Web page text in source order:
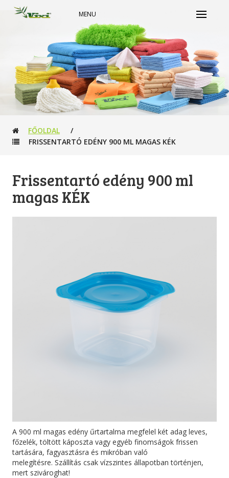
MENU
FŐOLDAL
/
FRISSENTARTÓ EDÉNY 900 ML MAGAS KÉK
Frissentartó edény 900 ml
magas KÉK
A 900 ml magas edény űrtartalma megfelel két adag leves,
főzelék, töltött káposzta vagy egyéb finomságok frissen
tartására, fagyasztásra és mikróban való
melegítésre. Szállítás csak vízszintes állapotban történjen,
mert szivároghat!